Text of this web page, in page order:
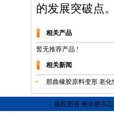
的发展突破点
相关产品
暂无推荐产品 !
相关新闻
那曲橡胶原料变形 老
版权所有 衡水桥兴